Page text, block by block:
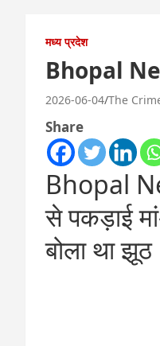
मध्य प्रदेश
Bhopal
2026-06-04 The
Share
Bhopal
से पकड़ाई
बोला था झूठ